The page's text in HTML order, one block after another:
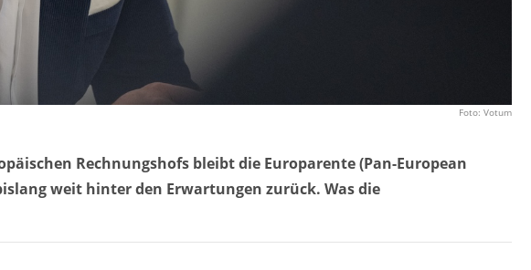
Foto: Votum
Rechnungshofs bleibt die Europarente (Pan-European
weit hinter den Erwartungen zurück. Was die